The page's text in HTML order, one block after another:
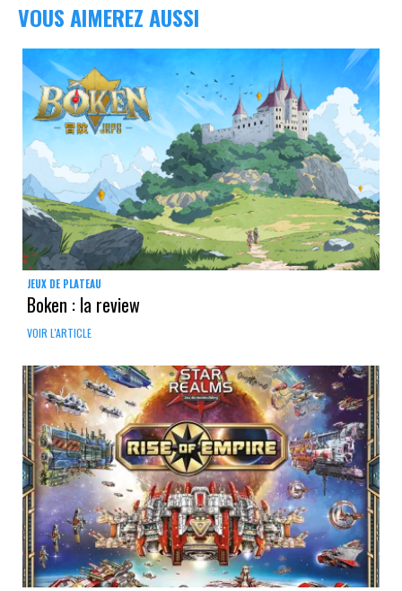
VOUS AIMEREZ AUSSI
JEUX DE PLATEAU
Boken : la review
VOIR L'ARTICLE